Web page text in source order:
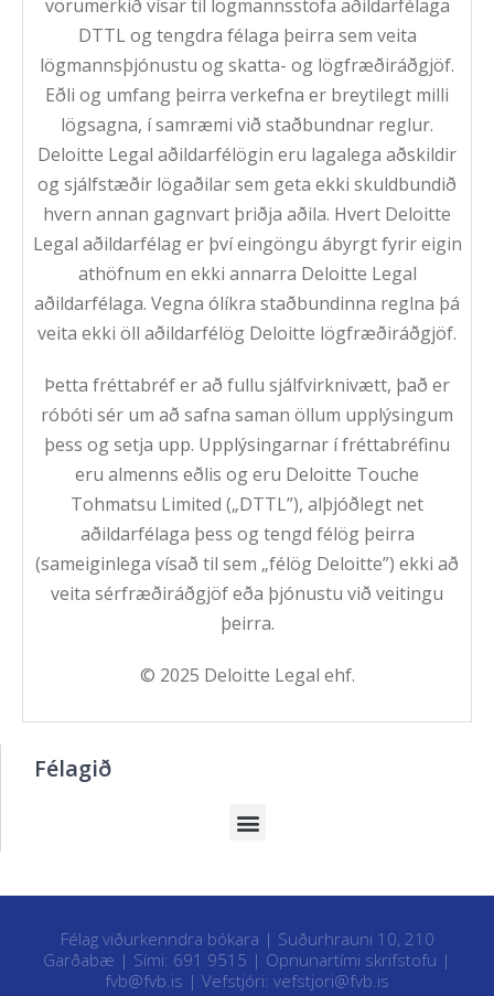
vörumerkið vísar til lögmannsstofa aðildarfélaga
DTTL og tengdra félaga þeirra sem veita
lögmannsþjónustu og skatta- og lögfræðiráðgjöf.
Eðli og umfang þeirra verkefna er breytilegt milli
lögsagna, í samræmi við staðbundnar reglur.
Deloitte Legal aðildarfélögin eru lagalega aðskildir
og sjálfstæðir lögaðilar sem geta ekki skuldbundið
hvern annan gagnvart þriðja aðila. Hvert Deloitte
Legal aðildarfélag er því eingöngu ábyrgt fyrir eigin
athöfnum en ekki annarra Deloitte Legal
aðildarfélaga. Vegna ólíkra staðbundinna reglna þá
veita ekki öll aðildarfélög Deloitte lögfræðiráðgjöf.
Þetta fréttabréf er að fullu sjálfvirknivætt, það er
róbóti sér um að safna saman öllum upplýsingum
þess og setja upp. Upplýsingarnar í fréttabréfinu
eru almenns eðlis og eru Deloitte Touche
Tohmatsu Limited („DTTL”), alþjóðlegt net
aðildarfélaga þess og tengd félög þeirra
(sameiginlega vísað til sem „félög Deloitte”) ekki að
veita sérfræðiráðgjöf eða þjónustu við veitingu
þeirra.
© 2025 Deloitte Legal ehf.
Félagið
Félag viðurkenndra bókara | Suðurhrauni 10, 210
Garðabæ | Sími: 691 9515 | Opnunartími skrifstofu |
fvb@fvb.is | Vefstjóri: vefstjori@fvb.is